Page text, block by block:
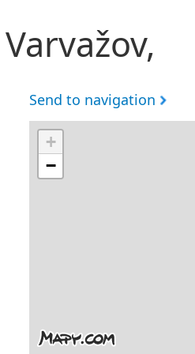
Send to navigation
+
−